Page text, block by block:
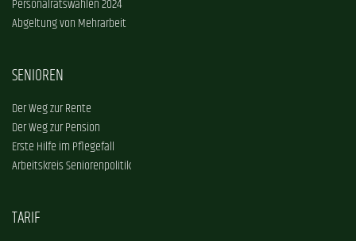
Personalratswahlen 2024
Abgeltung von Mehrarbeit
SENIOREN
Der Weg zur Rente
Der Weg zur Pension
Erste Hilfe im Pflegefall
Arbeitskreis Seniorenpolitik
TARIF